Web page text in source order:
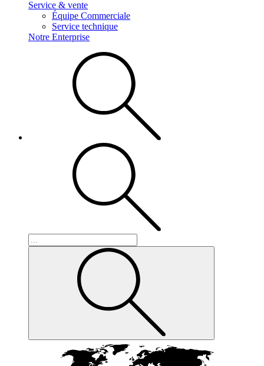
Service & vente
Équipe Commerciale
Service technique
Notre Enterprise